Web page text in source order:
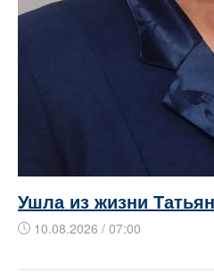
Ушла из жизни
10.08.2026 / 07:00